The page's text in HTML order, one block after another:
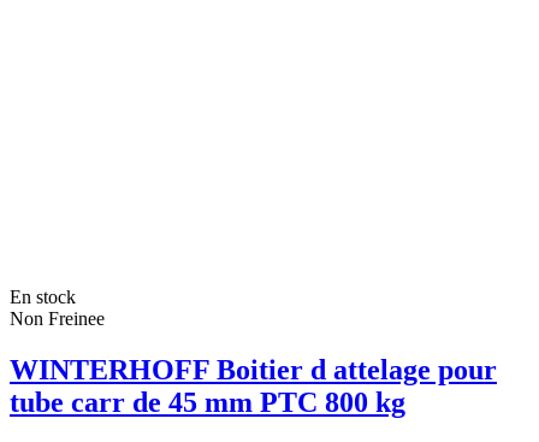
En stock
Non Freinee
WINTERHOFF Boitier d attelage pour
tube carr de 45 mm PTC 800 kg